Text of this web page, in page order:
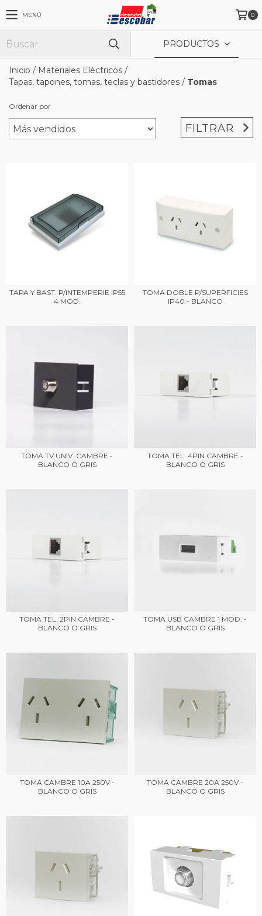
MENÚ 0
PRODUCTOS
Inicio / Materiales Eléctricos /
Tapas, tapones, tomas, teclas y bastidores / Tomas
Ordenar por
FILTRAR
TAPA Y BAST. P/INTEMPERIE IP55
4 MOD.
TOMA DOBLE P/SUPERFICIES
IP40 - BLANCO
TOMA TV UNIV. CAMBRE -
BLANCO O GRIS
TOMA TEL. 4PIN CAMBRE -
BLANCO O GRIS
TOMA TEL. 2PIN CAMBRE -
BLANCO O GRIS
TOMA USB CAMBRE 1 MOD. -
BLANCO O GRIS
TOMA CAMBRE 10A 250V -
BLANCO O GRIS
TOMA CAMBRE 20A 250V -
BLANCO O GRIS